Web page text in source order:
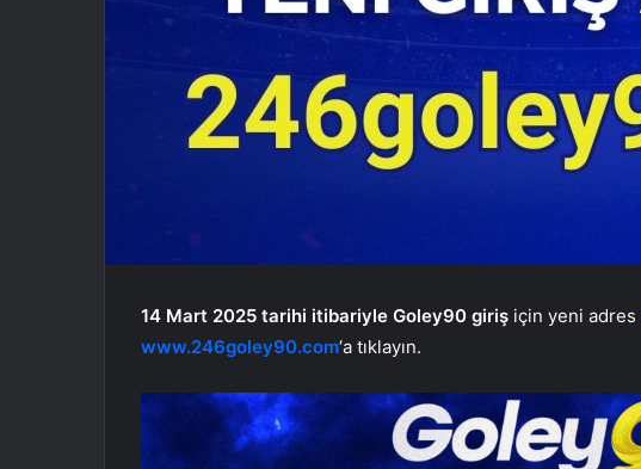
14 Mart 2025 tarihi itibariyle Goley90 giriş için yeni adres
www.246goley90.com‘a tıklayın.